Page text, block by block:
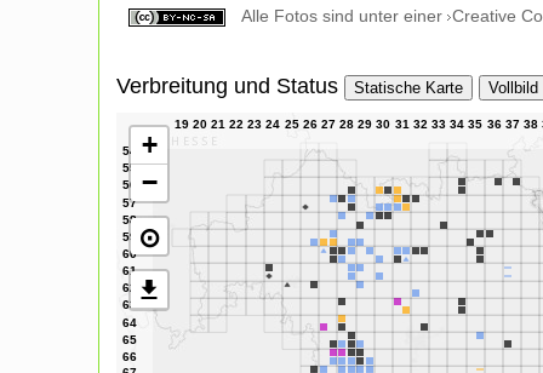
Alle Fotos sind unter einer Creative
Verbreitung und Status Statische Karte Vollbild
+
−
⊙